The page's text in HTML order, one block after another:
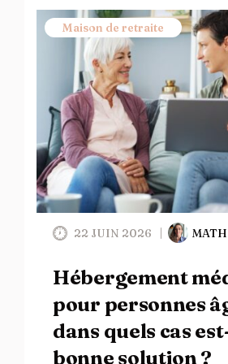
Maison de retraite
22 JUIN 2026
Hébergement
pour personnes
dans quels cas
bonne solution ?